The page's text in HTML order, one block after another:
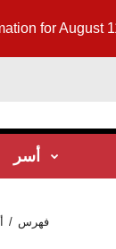
for August
أسر
فهرس